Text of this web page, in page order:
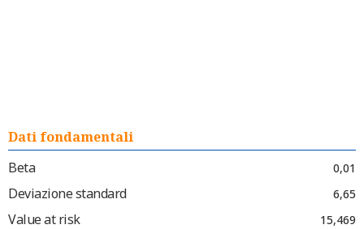
Dati fondamentali
Beta
0,01
Deviazione standard 6,65
Value at risk 15,469